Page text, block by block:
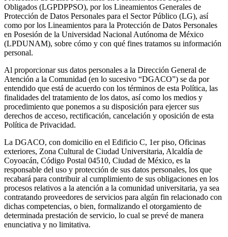
Obligados (LGPDPPSO), por los Lineamientos Generales de
Protección de Datos Personales para el Sector Público (LG), así
como por los Lineamientos para la Protección de Datos Personales
en Posesión de la Universidad Nacional Autónoma de México
(LPDUNAM), sobre cómo y con qué fines tratamos su información
personal.
Al proporcionar sus datos personales a la Dirección General de
Atención a la Comunidad (en lo sucesivo “DGACO”) se da por
entendido que está de acuerdo con los términos de esta Política, las
finalidades del tratamiento de los datos, así como los medios y
procedimiento que ponemos a su disposición para ejercer sus
derechos de acceso, rectificación, cancelación y oposición de esta
Política de Privacidad.
La DGACO, con domicilio en el Edificio C, 1er piso, Oficinas
exteriores, Zona Cultural de Ciudad Universitaria, Alcaldía de
Coyoacán, Código Postal 04510, Ciudad de México, es la
responsable del uso y protección de sus datos personales, los que
recabará para contribuir al cumplimiento de sus obligaciones en los
procesos relativos a la atención a la comunidad universitaria, ya sea
contratando proveedores de servicios para algún fin relacionado con
dichas competencias, o bien, formalizando el otorgamiento de
determinada prestación de servicio, lo cual se prevé de manera
enunciativa y no limitativa.